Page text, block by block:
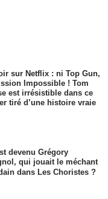
sur Netflix : ni Top Gun,
Impossible ! Tom
est irrésistible dans ce
tiré d’une histoire vraie
devenu Grégory
qui jouait le méchant
dans Les Choristes ?